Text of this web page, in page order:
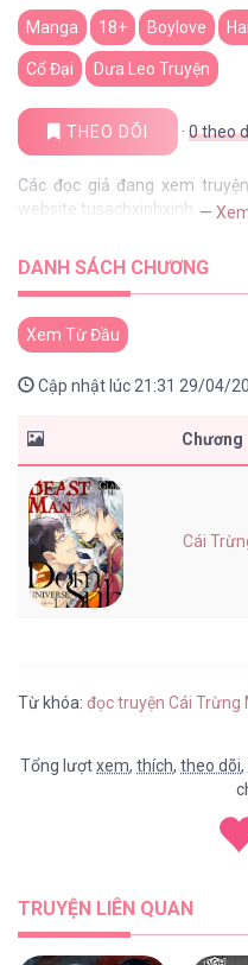
Manga 18+ Boylove
Cổ Đại Dưa Leo Truyện
THEO DÕI · 0theo
Các đọc giả đang xem
website tusachxinhxinh —
DANH SÁCH CHƯƠNG
Xem Từ Đầu
Cập nhật lúc 21:31 29/04/
Chương
Cái
Từ khóa: đọc truyện Cái Trừng
Tổng lượtxem, thích, theo dõi,
TRUYỆN LIÊN QUAN